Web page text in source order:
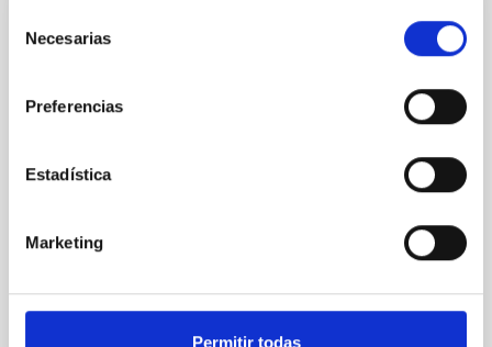
Necesarias
Preferencias
Estadística
Marketing
Permitir todas
Acuerdo de Colaboración entre Leading-On
y el IAC para el desarrollo del proyecto "Un
del Teide.
conforman el proyecto "Un espacio para crecer" en el
In-force date